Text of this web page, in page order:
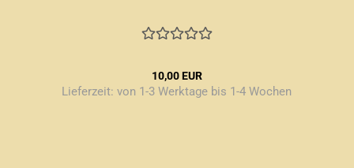
10,00 EUR
Lieferzeit: von 1-3 Werktage bis 1-4 Wochen